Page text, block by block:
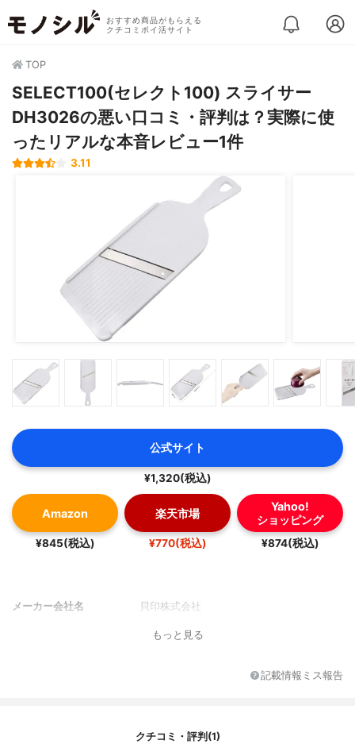
おすすめ商品がもらえる
クチコミポイ活サイト
TOP
SELECT100(セレクト100) スライサー
DH3026の悪い口コミ・評判は？実際に使
ったリアルな本音レビュー1件
3.11
公式サイト
¥1,320(税込)
Amazon
¥845(税込)
楽天市場
¥770(税込)
Yahoo!
ショッピング
¥874(税込)
メーカー会社名 貝印株式会社
もっと見る
記載情報ミス報告
クチコミ・評判(1)